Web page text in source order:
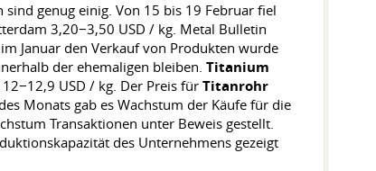
genug einig. Von 15 bis 19 Februar fiel
3,20−3,50 USD / kg. Metal Bulletin
Januar den Verkauf von Produkten wurde
der ehemaligen bleiben. Titanium
USD / kg. Der Preis für Titanrohr
Monats gab es Wachstum der Käufe für die
Transaktionen unter Beweis gestellt.
des Unternehmens gezeigt